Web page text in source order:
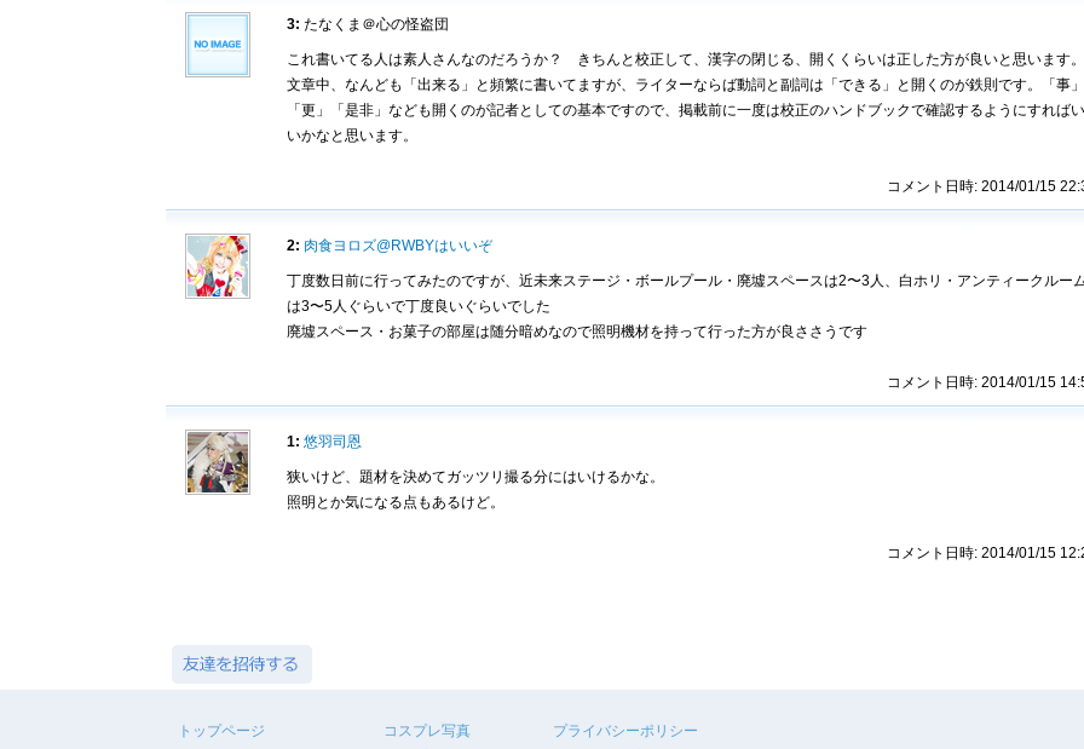
3: たなくま＠心の怪盗団
これ書いてる人は素人さんなのだろうか？ きちんと校正して、漢字の閉じる、開くくらいは正した方が良いと思います。
文章中、なんども「出来る」と頻繁に書いてますが、ライターならば動詞と副詞は「できる」と開くのが鉄則です。「事」
「更」「是非」なども開くのが記者としての基本ですので、掲載前に一度は校正のハンドブックで確認するようにすればい
いかなと思います。
コメント日時: 2014/01/15
2: 肉食ヨロズ@RWBYはいいぞ
丁度数日前に行ってみたのですが、近未来ステージ・ボールプール・廃墟スペースは2〜3人、白ホリ・アンティークルー
は3〜5人ぐらいで丁度良いぐらいでした
廃墟スペース・お菓子の部屋は随分暗めなので照明機材を持って行った方が良ささうです
コメント日時: 2014/01/15
1: 悠羽司恩
狭いけど、題材を決めてガッツリ撮る分にはいけるかな。
照明とか気になる点もあるけど。
コメント日時: 2014/01/15
トップページ
コスプレ写真
プライバシーポリシー